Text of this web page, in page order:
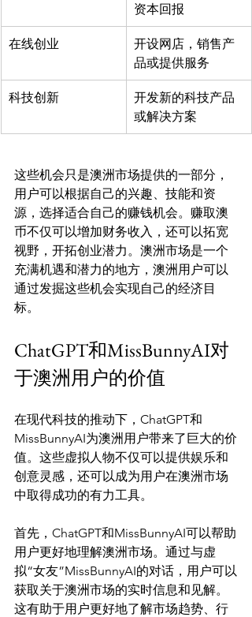
资本回报
在线创业
开设网店，销售产
品或提供服务
科技创新
开发新的科技产品
或解决方案
这些机会只是澳洲市场提供的一部分，
用户可以根据自己的兴趣、技能和资
源，选择适合自己的赚钱机会。赚取澳
币不仅可以增加财务收入，还可以拓宽
视野，开拓创业潜力。澳洲市场是一个
充满机遇和潜力的地方，澳洲用户可以
通过发掘这些机会实现自己的经济目
ChatGPT和MissBunnyAI对
于澳洲用户的价值
在现代科技的推动下，ChatGPT和
MissBunnyAI为澳洲用户带来了巨大的价
值。这些虚拟人物不仅可以提供娱乐和
创意灵感，还可以成为用户在澳洲市场
中取得成功的有力工具。
首先，ChatGPT和MissBunnyAI可以帮助
用户更好地理解澳洲市场。通过与虚
拟“女友”MissBunnyAI的对话，用户可以
获取关于澳洲市场的实时信息和见解。
这有助于用户更好地了解市场趋势、行